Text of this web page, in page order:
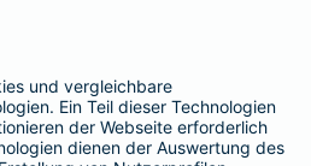
der BarmeniaGothaer
SEITEN